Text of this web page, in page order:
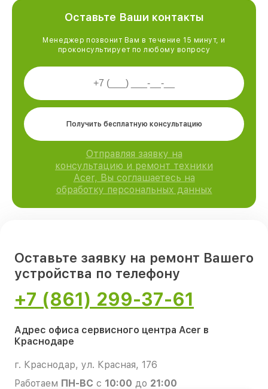
Оставьте Ваши контакты
Менеджер позвонит Вам в течение 15 минут, и
проконсультирует по любому вопросу
Получить бесплатную консультацию
Отправляя заявку на
консультацию и ремонт техники
Acer, Вы соглашаетесь на
обработку персональных данных
Оставьте заявку на ремонт Вашего
устройства по телефону
+7 (861) 299-37-61
Адрес офиса сервисного центра Acer в
Краснодаре
г. Краснодар, ул. Красная, 176
Работаем ПН-ВС с 10:00 до 21:00